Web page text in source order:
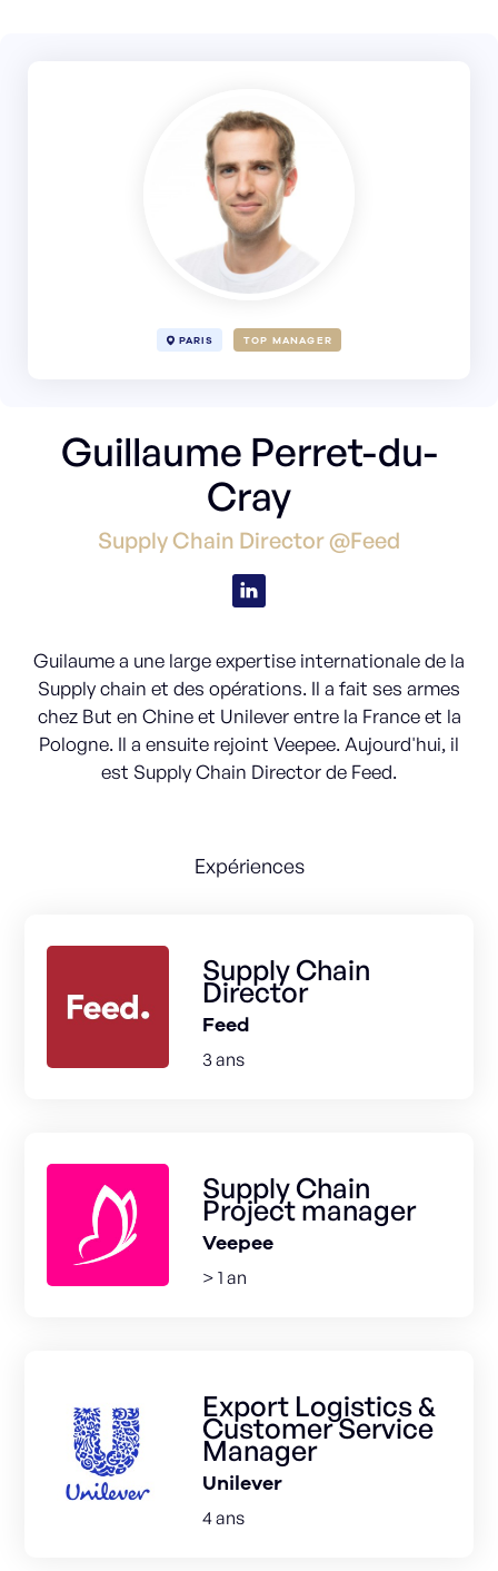
PARIS TOP MANAGER
Guillaume Perret-du-
Cray
Supply Chain Director @Feed
Guilaume a une large expertise internationale de la
Supply chain et des opérations. Il a fait ses armes
chez But en Chine et Unilever entre la France et la
Pologne. Il a ensuite rejoint Veepee. Aujourd'hui, il
est Supply Chain Director de Feed.
Expériences
Supply Chain
Director
Feed
3 ans
Supply Chain
Project manager
Veepee
> 1 an
Export Logistics &
Customer Service
Manager
Unilever
4 ans